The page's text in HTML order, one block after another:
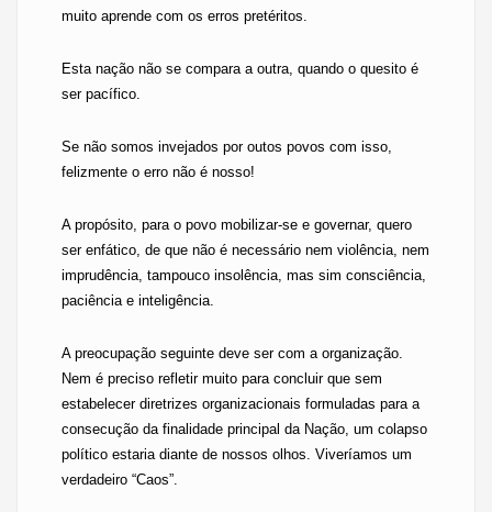
muito aprende com os erros pretéritos.
Esta nação não se compara a outra, quando o quesito é
ser pacífico.
Se não somos invejados por outos povos com isso,
felizmente o erro não é nosso!
A propósito, para o povo mobilizar-se e governar, quero
ser enfático, de que não é necessário nem violência, nem
imprudência, tampouco insolência, mas sim consciência,
paciência e inteligência.
A preocupação seguinte deve ser com a organização.
Nem é preciso refletir muito para concluir que sem
estabelecer diretrizes organizacionais formuladas para a
consecução da finalidade principal da Nação, um colapso
político estaria diante de nossos olhos. Viveríamos um
verdadeiro “Caos”.